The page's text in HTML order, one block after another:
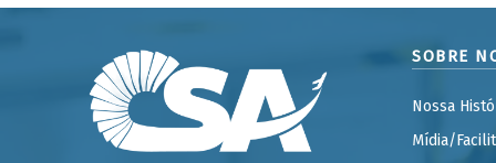
SOBRE
Nossa
Mídia/